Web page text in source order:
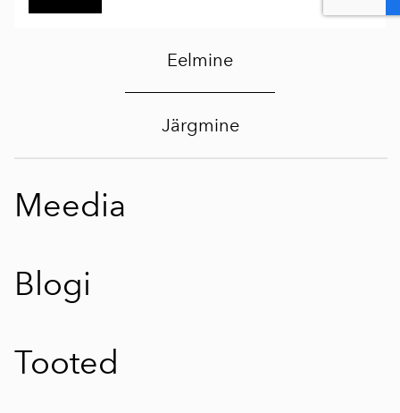
Eelmine
Järgmine
Meedia
Blogi
Tooted